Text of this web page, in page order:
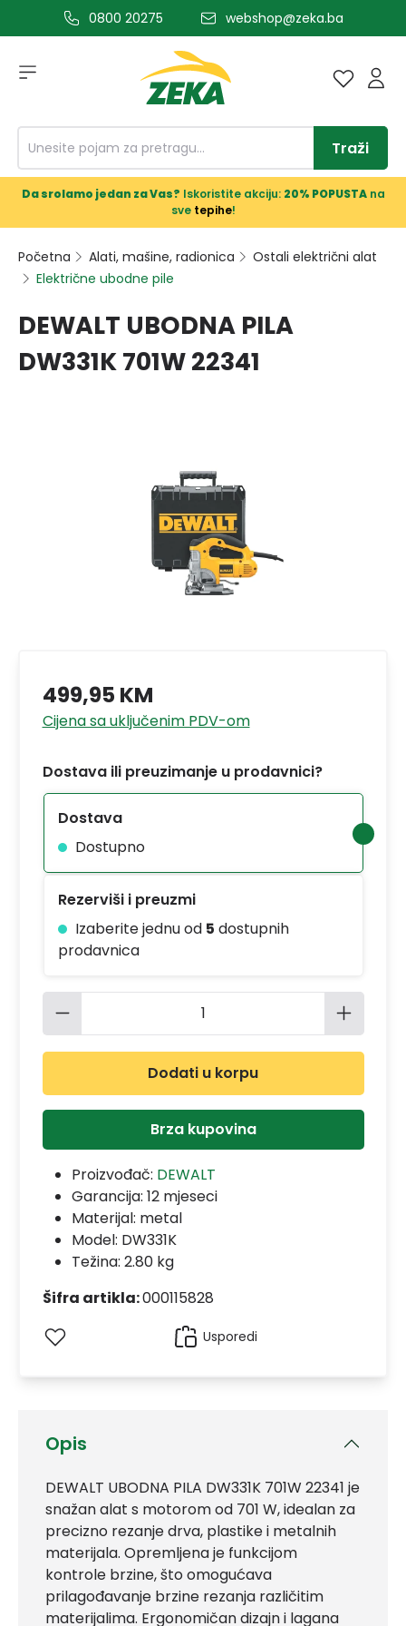
glavni sadržaj0800 20275 webshop@zeka.ba
Traži
Da srolamo jedan za Vas? Iskoristite akciju: 20% POPUSTAna
sve tepihe!
Početna Alati, mašine, radionica
Ostali električni alat
Električne ubodne pile
DEWALT UBODNA PILA
DW331K 701W 22341
Opis
DEWALT UBODNA PILA DW331K 701W 22341 je
snažan alat s motorom od 701 W, idealan za
precizno rezanje drva, plastike i metalnih
materijala. Opremljena je funkcijom
kontrole brzine, što omogućava
prilagođavanje brzine rezanja različitim
materijalima. Ergonomičan dizajn i lagana
499,95 KM
Cijena sa uključenim PDV-om
Dostava ili preuzimanje u prodavnici?
Dostava
Dostupno
Rezerviši i preuzmi
Izaberite jednu od 5 dostupnih
prodavnica
Količina proizvoda: Unesite
Dodati u korpu
Brza kupovina
Proizvođač: DEWALT
Garancija: 12 mjeseci
Materijal: metal
Model: DW331K
Težina: 2.80 kg
Šifra artikla:000115828
Usporedi